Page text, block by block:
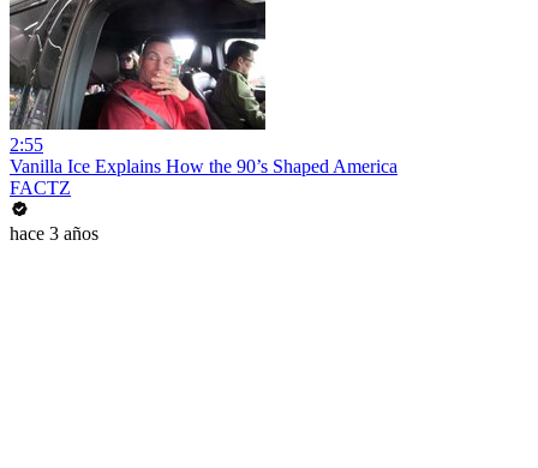
2:55
Vanilla Ice Explains How the 90’s Shaped America
FACTZ
hace 3 años